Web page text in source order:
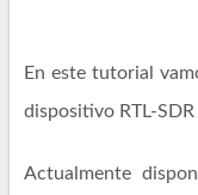
Publicaciones
En este tutorial
dispositivo RTL-
Actualmente